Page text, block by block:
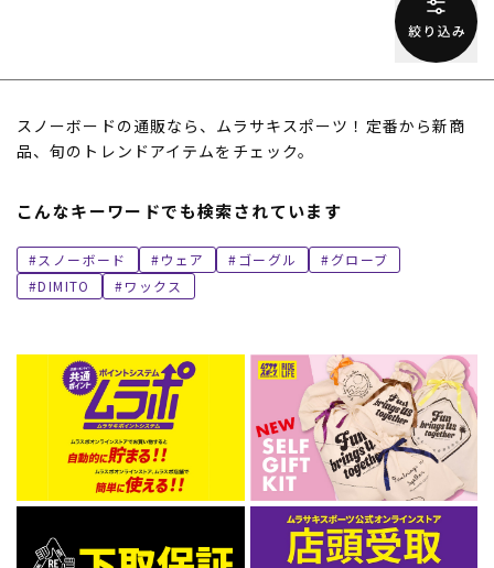
スノーボードの通販なら、ムラサキスポーツ！定番から新商
品、旬のトレンドアイテムをチェック。
こんなキーワードでも検索されています
スノーボード ウェア ゴーグル
グローブ
DIMITO
ワックス